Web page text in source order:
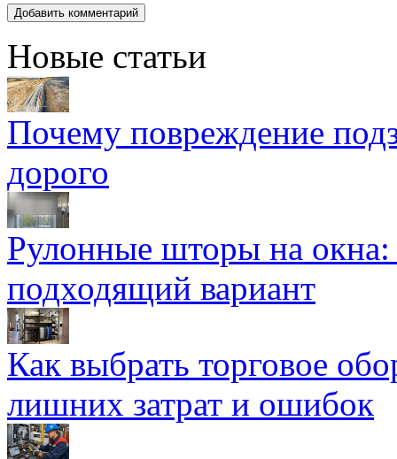
Новые статьи
Почему повреждение
дорого
Рулонные шторы на
подходящий вариант
Как выбрать торговое
лишних затрат и ошибок